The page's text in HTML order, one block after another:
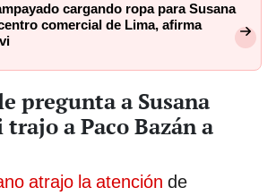
cargando ropa para Susana
comercial de Lima, afirma
pregunta a Susana
a Paco Bazán a
atrajo la atención de